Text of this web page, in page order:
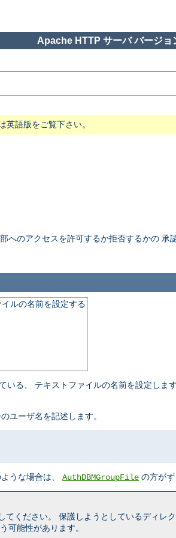
Apache HTTP サーバ バージョ
語版をご覧下さい。
のアクセスを許可するか拒否するかの 承
ルの名前を設定する
いる、 テキストファイルの名前を設定しま
ユーザ名を記述します。
うな場合は、 AuthDBMGroupFile の方がず
ください。 保護しようとしているディレク
可能性があります。